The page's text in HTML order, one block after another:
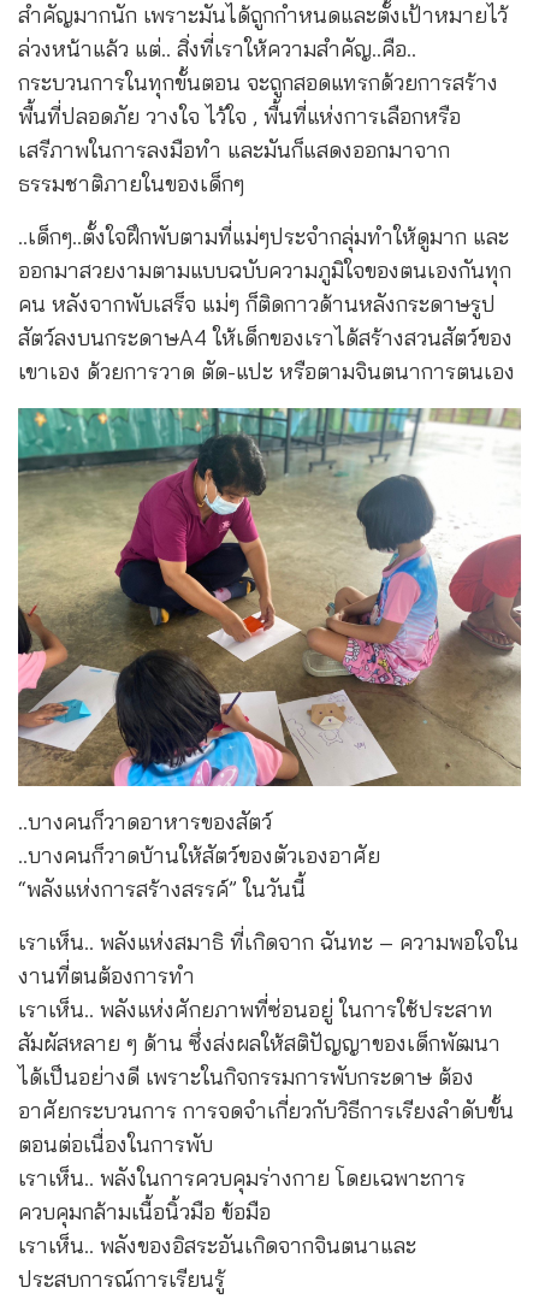
สำคัญมากนัก เพราะมันได้ถูกกำหนดและตั้งเป้าหมายไว้
ล่วงหน้าแล้ว แต่.. สิ่งที่เราให้ความสำคัญ..คือ..
กระบวนการในทุกขั้นตอน จะถูกสอดแทรกด้วยการสร้าง
พื้นที่ปลอดภัย วางใจ ไว้ใจ , พื้นที่แห่งการเลือกหรือ
เสรีภาพในการลงมือทำ และมันก็แสดงออกมาจาก
ธรรมชาติภายในของเด็กๆ
..เด็กๆ..ตั้งใจฝึกพับตามที่แม่ๆประจำกลุ่มทำให้ดูมาก และ
ออกมาสวยงามตามแบบฉบับความภูมิใจของตนเองกันทุก
คน หลังจากพับเสร็จ แม่ๆ ก็ติดกาวด้านหลังกระดาษรูป
สัตว์ลงบนกระดาษA4 ให้เด็กของเราได้สร้างสวนสัตว์ของ
เขาเอง ด้วยการวาด ตัด-แปะ หรือตามจินตนาการตนเอง
..บางคนก็วาดอาหารของสัตว์
..บางคนก็วาดบ้านให้สัตว์ของตัวเองอาศัย
“พลังแห่งการสร้างสรรค์” ในวันนี้
เราเห็น.. พลังแห่งสมาธิ ที่เกิดจาก ฉันทะ – ความพอใจใน
งานที่ตนต้องการทำ
เราเห็น.. พลังแห่งศักยภาพที่ซ่อนอยู่ ในการใช้ประสาท
สัมผัสหลาย ๆ ด้าน ซึ่งส่งผลให้สติปัญญาของเด็กพัฒนา
ได้เป็นอย่างดี เพราะในกิจกรรมการพับกระดาษ ต้อง
อาศัยกระบวนการ การจดจำเกี่ยวกับวิธีการเรียงลำดับขั้น
ตอนต่อเนื่องในการพับ
เราเห็น.. พลังในการควบคุมร่างกาย โดยเฉพาะการ
ควบคุมกล้ามเนื้อนิ้วมือ ข้อมือ
เราเห็น.. พลังของอิสระอันเกิดจากจินตนาและ
ประสบการณ์การเรียนรู้